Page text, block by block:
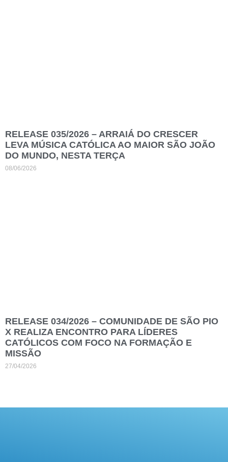
RELEASE 035/2026 – ARRAIÁ DO CRESCER
LEVA MÚSICA CATÓLICA AO MAIOR SÃO JOÃO
DO MUNDO, NESTA TERÇA
08/06/2026
RELEASE 034/2026 – COMUNIDADE DE SÃO PIO
X REALIZA ENCONTRO PARA LÍDERES
CATÓLICOS COM FOCO NA FORMAÇÃO E
MISSÃO
27/04/2026